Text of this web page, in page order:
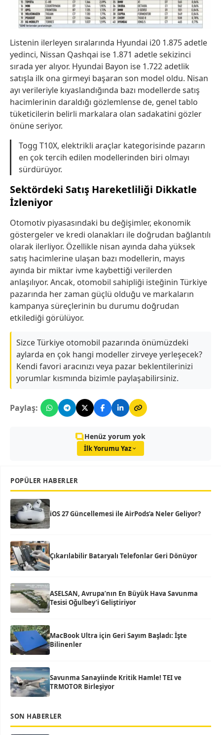
Listenin ilerleyen sıralarında Hyundai i20 1.875 adetle
yedinci, Nissan Qashqai ise 1.871 adetle sekizinci
sırada yer alıyor. Hyundai Bayon ise 1.722 adetlik
satışla ilk ona girmeyi başaran son model oldu. Nisan
ayı verileriyle kıyaslandığında bazı modellerde satış
hacimlerinin daraldığı gözlemlense de, genel tablo
tüketicilerin belirli markalara olan sadakatini gözler
önüne seriyor.
Togg T10X, elektrikli araçlar kategorisinde pazarın
en çok tercih edilen modellerinden biri olmayı
sürdürüyor.
Sektördeki Satış Hareketliliği Dikkatle
İzleniyor
Otomotiv piyasasındaki bu değişimler, ekonomik
göstergeler ve kredi olanakları ile doğrudan bağlantılı
olarak ilerliyor. Özellikle nisan ayında daha yüksek
satış hacimlerine ulaşan bazı modellerin, mayıs
ayında bir miktar ivme kaybettiği verilerden
anlaşılıyor. Ancak, otomobil sahipliği isteğinin Türkiye
pazarında her zaman güçlü olduğu ve markaların
kampanya süreçlerinin bu durumu doğrudan
etkilediği görülüyor.
Sizce Türkiye otomobil pazarında önümüzdeki
aylarda en çok hangi modeller zirveye yerleşecek?
Kendi favori aracınızı veya pazar beklentilerinizi
yorumlar kısmında bizimle paylaşabilirsiniz.
Paylaş:
Henüz yorum yok
İlk Yorumu Yaz
POPÜLER HABERLER
iOS 27 Güncellemesi ile AirPods’a Neler Geliyor?
Çıkarılabilir Bataryalı Telefonlar Geri Dönüyor
ASELSAN, Avrupa’nın En Büyük Hava Savunma
Tesisi Oğulbey’i Geliştiriyor
MacBook Ultra için Geri Sayım Başladı: İşte
Bilinenler
Savunma Sanayiinde Kritik Hamle! TEI ve
TRMOTOR Birleşiyor
SON HABERLER